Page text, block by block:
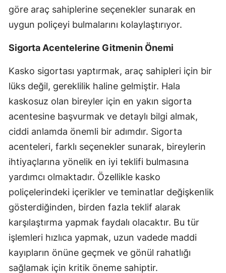
göre araç sahiplerine seçenekler sunarak en
uygun poliçeyi bulmalarını kolaylaştırıyor.
Sigorta Acentelerine Gitmenin Önemi
Kasko sigortası yaptırmak, araç sahipleri için bir
lüks değil, gereklilik haline gelmiştir. Hala
kaskosuz olan bireyler için en yakın sigorta
acentesine başvurmak ve detaylı bilgi almak,
ciddi anlamda önemli bir adımdır. Sigorta
acenteleri, farklı seçenekler sunarak, bireylerin
ihtiyaçlarına yönelik en iyi teklifi bulmasına
yardımcı olmaktadır. Özellikle kasko
poliçelerindeki içerikler ve teminatlar değişkenlik
gösterdiğinden, birden fazla teklif alarak
karşılaştırma yapmak faydalı olacaktır. Bu tür
işlemleri hızlıca yapmak, uzun vadede maddi
kayıpların önüne geçmek ve gönül rahatlığı
sağlamak için kritik öneme sahiptir.